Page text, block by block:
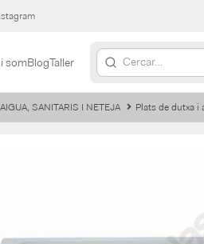
somBlogTaller
AIGUA, SANITARIS I NETEJA Plats de dutxa i